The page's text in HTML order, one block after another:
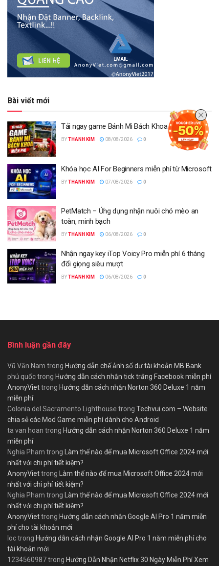
Bài viết mới
Tải ngay game Bánh Mì Bách Khoa miễn phí
BYTHANH KIM 08/08/2026 0
Khóa học AI For Beginners miễn phí từ Microsoft
BYTHANH KIM 07/08/2026 0
PetMatch – Ứng dụng nhận nuôi chó mèo an
toàn, minh bạch
BYTHANH KIM 06/08/2026 0
Nhận ngay key iTop Voicy Pro miễn phí 6 tháng
đổi giọng siêu mượt
BYTHANH KIM 06/08/2026 0
Bình luận gần đây
Vũ Văn Nam trong Hướng dẫn chế ảnh số dư tài khoản MB Bank
phú quốctrong Hướng dẫn cách nhận tick trắng Facebook miễn phí
AnonyViettrong Hướng dẫn cách nhận Norton 360 Deluxe 1 năm
miễn phí
Colonia del Sacramento Lighthouse trong Techvui.com – Website
chia sẻ các Mod Game miễn phí dành cho Android
ta van hoan trong Hướng dẫn cách nhận Norton 360 Deluxe 1 năm
miễn phí
Nghia Pham trong Làm thế nào để mua Microsoft Office 2024 mới
nhất với chi phí tiết kiệm?
AnonyViettrong Làm thế nào để mua Microsoft Office 2024 mới
nhất với chi phí tiết kiệm?
Nghia Pham trong Làm thế nào để mua Microsoft Office 2024 mới
nhất với chi phí tiết kiệm?
AnonyViettrong Hướng dẫn cách nhận Google AI Pro 1 năm miễn
phí cho tài khoản mới
loctrong Hướng dẫn cách nhận Google AI Pro 1 năm miễn phí cho
tài khoản mới
1234560987trong Hướng Dẫn Nhận Netflix 30 Ngày Miễn Phí Xem